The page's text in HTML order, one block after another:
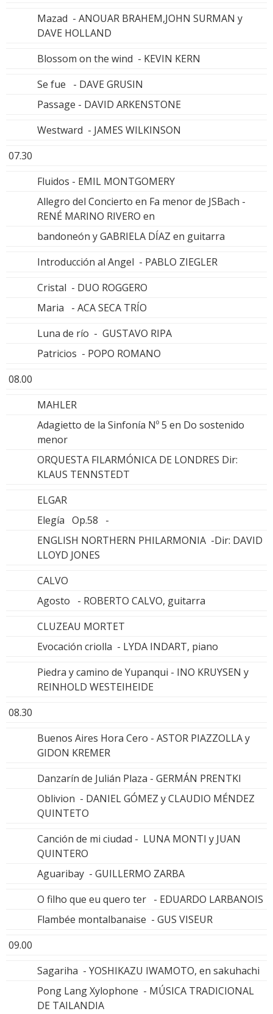
Mazad - ANOUAR BRAHEM,JOHN SURMAN y
DAVE HOLLAND
Blossom on the wind - KEVIN KERN
Se fue - DAVE GRUSIN
Passage - DAVID ARKENSTONE
Westward - JAMES WILKINSON
07.30
Fluidos - EMIL MONTGOMERY
Allegro del Concierto en Fa menor de JSBach -
RENÉ MARINO RIVERO en
bandoneón y GABRIELA DÍAZ en guitarra
Introducción al Angel - PABLO ZIEGLER
Cristal - DUO ROGGERO
Maria - ACA SECA TRÍO
Luna de río - GUSTAVO RIPA
Patricios - POPO ROMANO
08.00
MAHLER
Adagietto de la Sinfonía Nº 5 en Do sostenido
menor
ORQUESTA FILARMÓNICA DE LONDRES Dir:
KLAUS TENNSTEDT
ELGAR
Elegía Op.58 -
ENGLISH NORTHERN PHILARMONIA -Dir: DAVID
LLOYD JONES
CALVO
Agosto - ROBERTO CALVO, guitarra
CLUZEAU MORTET
Evocación criolla - LYDA INDART, piano
Piedra y camino de Yupanqui - INO KRUYSEN y
REINHOLD WESTEIHEIDE
08.30
Buenos Aires Hora Cero - ASTOR PIAZZOLLA y
GIDON KREMER
Danzarín de Julián Plaza - GERMÁN PRENTKI
Oblivion - DANIEL GÓMEZ y CLAUDIO MÉNDEZ
QUINTETO
Canción de mi ciudad - LUNA MONTI y JUAN
QUINTERO
Aguaribay - GUILLERMO ZARBA
O filho que eu quero ter - EDUARDO LARBANOIS
Flambée montalbanaise - GUS VISEUR
09.00
Sagariha - YOSHIKAZU IWAMOTO, en sakuhachi
Pong Lang Xylophone - MÚSICA TRADICIONAL
DE TAILANDIA